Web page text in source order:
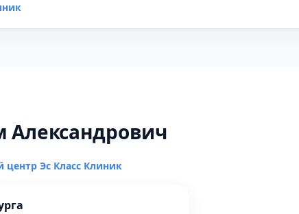
Александрович
Эс Класс Клиник